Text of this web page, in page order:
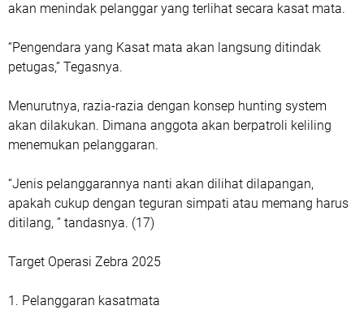
akan menindak pelanggar yang terlihat secara kasat mata.
“Pengendara yang Kasat mata akan langsung ditindak
petugas,” Tegasnya.
Menurutnya, razia-razia dengan konsep hunting system
akan dilakukan. Dimana anggota akan berpatroli keliling
menemukan pelanggaran.
“Jenis pelanggarannya nanti akan dilihat dilapangan,
apakah cukup dengan teguran simpati atau memang harus
ditilang, ” tandasnya. (17)
Target Operasi Zebra 2025
1. Pelanggaran kasatmata